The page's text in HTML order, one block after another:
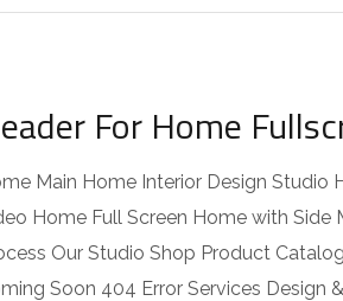
For Home
Main Home Interior Design
Home Full Screen Home with Side
Our Studio Shop Product
Soon 404 Error Services Design